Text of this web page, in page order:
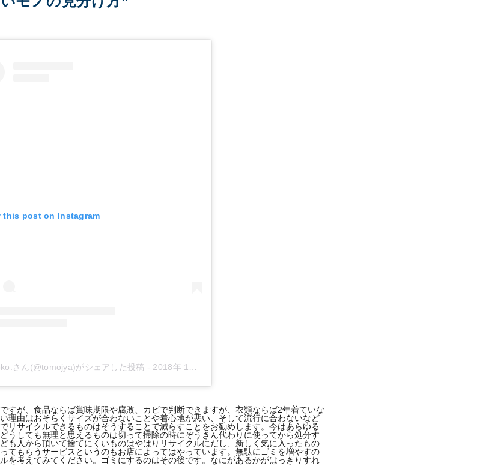
this post on Instagram
さん(@tomojya)がシェアした投稿 - 2018年 1月月22日午前5時58分PST
すが、食品ならば賞味期限や腐敗、カビで判断できますが、衣類ならば2年着ていな
理由はおそらくサイズが合わないことや着心地が悪い、そして流行に合わないなど
リサイクルできるものはそうすることで減らすことをお勧めします。今はあらゆる
うしても無理と思えるものは切って掃除の時にぞうきん代わりに使ってから処分す
も人から頂いて捨てにくいものはやはりリサイクルにだし、新しく気に入ったもの
てもらうサービスというのもお店によってはやっています。無駄にゴミを増やすの
を考えてみてください。ゴミにするのはその後です。なにがあるかがはっきりすれ